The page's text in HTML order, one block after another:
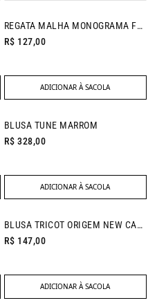
NEW IN
REGATA MALHA MONOGRAMA FENDI
R$ 127,00
ADICIONAR À SACOLA
NEW IN
BLUSA TUNE MARROM
R$ 328,00
ADICIONAR À SACOLA
BLUSA TRICOT ORIGEM NEW CAQUI
R$ 147,00
ADICIONAR À SACOLA